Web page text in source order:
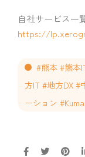
自社サービス一
https://
#熊本 #熊本
方IT #地方DX #
ーション